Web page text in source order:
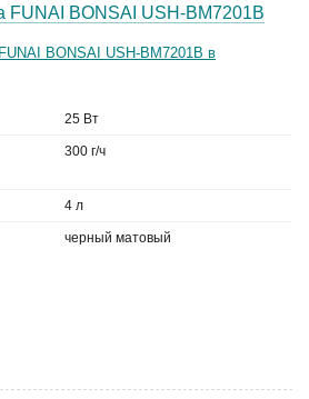
FUNAI BONSAI USH-BM7201B
25 Вт
300 г/ч
4 л
черный матовый